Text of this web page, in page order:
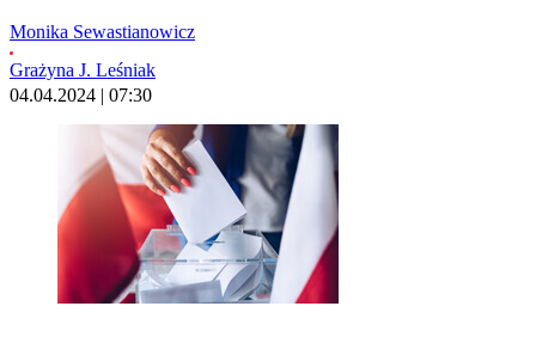
Monika Sewastianowicz
Grażyna J. Leśniak
04.04.2024 | 07:30